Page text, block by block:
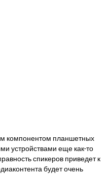
компонентом планшетных
устройствами еще как-то
спикеров приведет к
будет очень